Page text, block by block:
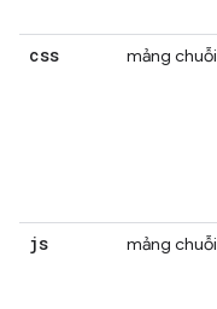
css mảng chuỗi
js mảng chuỗi